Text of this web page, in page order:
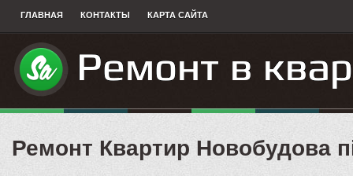
ГЛАВНАЯ КОНТАКТЫ КАРТА САЙТА
Ремонт Квартир Новобудова